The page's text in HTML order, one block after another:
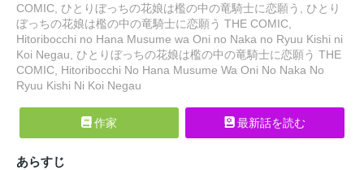
COMIC, ひとりぼっちの花娘は檻の中の竜騎士に恋願う, ひとり
ぼっちの花娘は檻の中の竜騎士に恋願う THE COMIC,
Hitoribocchi no Hana Musume wa Oni no Naka no Ryuu Kishi ni
Koi Negau, ひとりぼっちの花娘は檻の中の竜騎士に恋願う THE
COMIC, Hitoribocchi No Hana Musume Wa Oni No Naka No
Ryuu Kishi Ni Koi Negau
作家 最新話を読む
あらすじ